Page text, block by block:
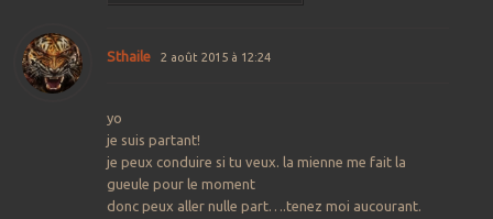
Sthaile 2 août 2015 à 12:24
yo
je suis partant!
je peux conduire si tu veux. la mienne me fait la
gueule pour le moment
donc peux aller nulle part….tenez moi aucourant.